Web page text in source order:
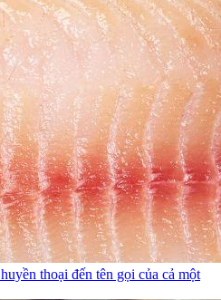
thoại đến tên gọi của cả một